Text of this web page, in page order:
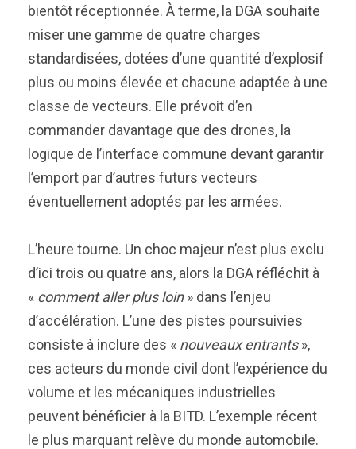
bientôt réceptionnée. À terme, la DGA souhaite
miser une gamme de quatre charges
standardisées, dotées d’une quantité d’explosif
plus ou moins élevée et chacune adaptée à une
classe de vecteurs. Elle prévoit d’en
commander davantage que des drones, la
logique de l’interface commune devant garantir
l’emport par d’autres futurs vecteurs
éventuellement adoptés par les armées.
L’heure tourne. Un choc majeur n’est plus exclu
d’ici trois ou quatre ans, alors la DGA réfléchit à
« comment aller plus loin» dans l’enjeu
d’accélération. L’une des pistes poursuivies
consiste à inclure des « nouveaux entrants»,
ces acteurs du monde civil dont l’expérience du
volume et les mécaniques industrielles
peuvent bénéficier à la BITD. L’exemple récent
le plus marquant relève du monde automobile.